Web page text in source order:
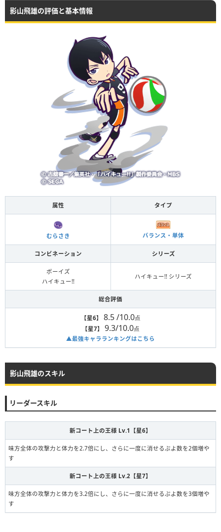
影山飛雄の評価と基本情報
属性 タイプ
むらさき バランス・単体
コンビネーション シリーズ
ボーイズ
ハイキュー!!
ハイキュー!! シリーズ
総合評価
【星6】 8.5 /10.0点
【星7】
9.3/10.0点
▲最強キャラランキングはこちら
影山飛雄のスキル
リーダースキル
新コート上の王様 Lv.1【星6】
味方全体の攻撃力と体力を2.7倍にし、さらに一度に消せるぷよ数を2個増や
す
新コート上の王様 Lv.2【星7】
味方全体の攻撃力と体力を3.2倍にし、さらに一度に消せるぷよ数を3個増や
す